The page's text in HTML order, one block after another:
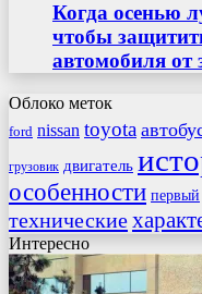
Когда осенью
чтобы
автомобиля от
Облоко меток
ford nissan toyota
грузовик двигатель
особенности первый
технические
Интересно